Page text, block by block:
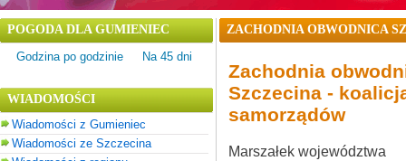
POGODA DLA GUMIENIEC
Godzina po godzinie
Na 45 dni
WIADOMOŚCI
Wiadomości z Gumieniec
Wiadomości ze Szczecina
ZACHODNIA OBWODNICA
Zachodnia
Szczecina -
samorządów
Marszałek województwa